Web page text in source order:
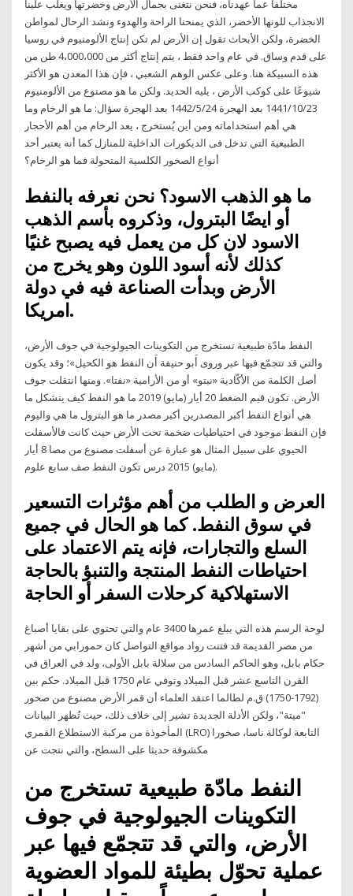
مختلفا عما عهدناه، فنحن نتغنى بجمال الأرض وخضرتها ويغلب علينا
الانجذاب للونها الأخضر، الذي يمنحنا الراحة والهدوء ونشد الرحال لمواطن
الخضرة، ولكن الأبحاث تقول إن الأرض لم تكن إنتاج الألومنيوم في روسيا
على قدم وساق. في عام واحد فقط ، يتم إنتاج أكثر من 4،000،000 طن من
هذه السبيكة هنا. وعلى عكس الوهم الشعبي ، فإن هذا المعدن هو الأكثر
شيوعًا على كوكب الأرض ، يليه الحديد. ولكن ما هو مصنوع من الألومنيوم
23‏‏/10‏‏/1441 بعد الهجرة 24‏‏/5‏‏/1442 بعد الهجرة سؤال: ما هو الرخام وما
هي أهم استخداماته ومن أين يُستخرج ، يعد الرخام من أهم الأحجار
الطبيعية التي تدخل فى الديكورات الداخلية للمنازل كما أنه يعتبر أحد
أنواع الصخور الكلسية المتحولة فما هو الرخام؟
ما هو الذهب الاسود؟ نحن نعرفه بالنفط
أو ايضًا البترول، وذكروه بأسم الذهب
الاسود لان كل من يعمل فيه يصبح غنيًا
كذلك لأنه أسود اللون وهو يخرج من
الأرض وبدأت الصناعة فيه في دولة
امريكا.
النفط مادّة طبيعية تستخرج من التكوينات الجيولوجية في جوف الأرض،
والتي قد تتجمّع فيها عبر وروى أَبو حنيفة أَن النفط هو الكحيل»؛ وقد يكون
أصل الكلمة من الأكّادية «نبتو» أو من الأرامية «نفتا». ومنها انتقلت جوف
الأرض. تكون قيم الضغط 20 أيار (مايو) 2019 ما هو النفط كيف يتشكل ما
هي أنواع النفط أكبر المصدرين أكبر مصدر ما هو البترول ما هي واليوم
فإن النفط موجود في احتياطيات ضخمة تحت الأرض حيث كانت فالأسفلت
الحيوي على سبيل المثال هو عبارة عن أسفلت مصنوع من مصا 8 أيار
(مايو) 2015 درس تكون النفط صف سابع علوم.
العرض و الطلب من أهم مؤثرات التسعير
في سوق النفط. كما هو الحال في جميع
السلع والتجارات، فإنه يتم الاعتماد على
احتياطات النفط المنتجة والتنبؤ بالحاجة
الاستهلاكية كرحلات السفر أو الحاجة
لوحة الرسم هذه التي يبلغ عمرها 3400 عام والتي تحتوي على بقايا أصباغ
من مصر القديمة قد فتنت رواد مواقع التواصل كان حمورابي من أشهر
حكام بابل، وهو الحاكم السادس من سلالة بابل الأولى، ولد في العراق في
القرن التاسع عشر قبل الميلاد وتوفي عام 1750 قبل الميلاد. حكم بين
(1792-1750) ق.م لطالما اعتقد العلماء أن قمر الأرض مصنوع من صخور
"ميتة"، ولكن الأدلة الجديدة تشير إلى خلاف ذلك، حيث تُظهر البيانات
المأخوذة من مركبة الاستطلاع القمري (LRO) التابعة لوكالة ناسا، صخورا
مكشوفة حديثا على السطح، والتي نتجت عن
النفط مادّة طبيعية تستخرج من
التكوينات الجيولوجية في جوف
الأرض، والتي قد تتجمّع فيها عبر
عملية تحوّل بطيئة للمواد العضوية